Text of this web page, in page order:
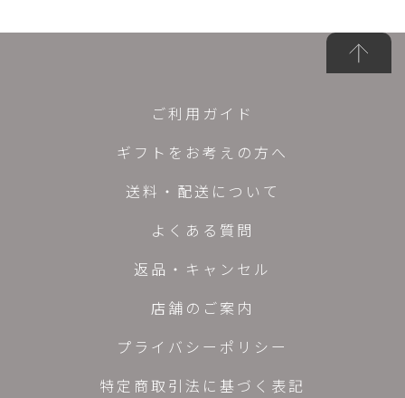
ご利用ガイド
ギフトをお考えの方へ
送料・配送について
よくある質問
返品・キャンセル
店舗のご案内
プライバシーポリシー
特定商取引法に基づく表記